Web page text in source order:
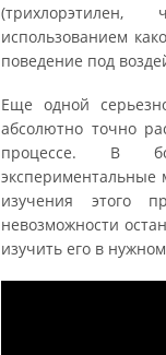
(трихлорэтилен,
использованием
поведение под
Еще одной
абсолютно точно
процессе. В
экспериментальные
изучения этого
невозможности
изучить его в